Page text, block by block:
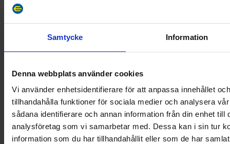
Samtycke Information
Denna webbplats använder cookies
Vi använder enhetsidentifierare för att anpassa innehållet
tillhandahålla funktioner för sociala medier och analysera
sådana identifierare och annan information från din enhet
analysföretag som vi samarbetar med. Dessa kan i sin tur
information som du har tillhandahållit eller som de har
Eckerö Linjen driver passagerar- och bilfärjetrafik över Ålands hav
och är en del av Eckerökoncernen – ett moderbolag med gedigen
erfarenhet inom sjöfartsbranschen.